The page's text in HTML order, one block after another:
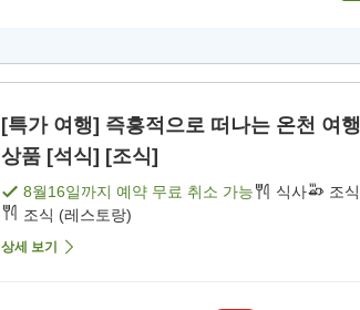
[특가 여행] 즉흥적으로 떠나는 온천 여행 날짜 한정 특가 숙박
상품 [석식] [조식]
8월16일까지 예약 무료 취소 가능 식사 조식
조식 (레스토랑)
상세 보기